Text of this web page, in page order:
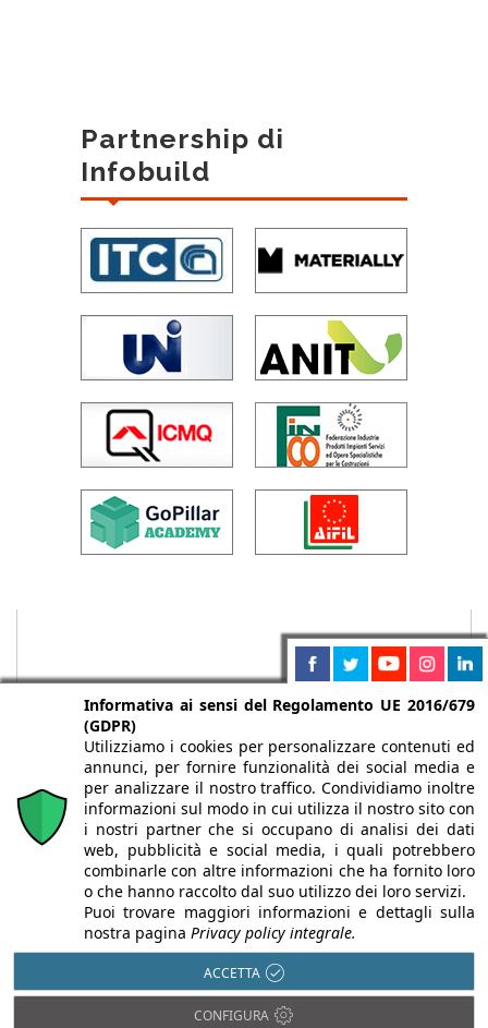
Partnership di
Infobuild
Chi siamo Autori Per la tua pubblicità
Iscriviti alla
newsletter
Infobuild è testata registrata presso il Tribunale di Milano al n° 63
Informativa ai sensi del Regolamento UE 2016/679
(GDPR)
Utilizziamo i cookies per personalizzare contenuti ed
annunci, per fornire funzionalità dei social media e
per analizzare il nostro traffico. Condividiamo inoltre
informazioni sul modo in cui utilizza il nostro sito con
i nostri partner che si occupano di analisi dei dati
web, pubblicità e social media, i quali potrebbero
combinarle con altre informazioni che ha fornito loro
o che hanno raccolto dal suo utilizzo dei loro servizi.
Puoi trovare maggiori informazioni e dettagli sulla
nostra pagina Privacy policy integrale.
ACCETTA
CONFIGURA